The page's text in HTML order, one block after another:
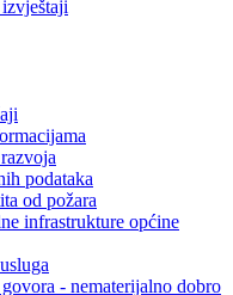
podataka
od požara
infrastrukture općine
- nematerijalno dobro